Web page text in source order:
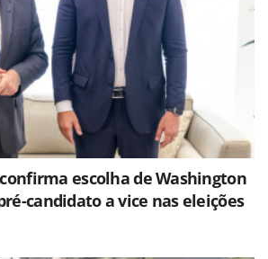
escolha de Washington
candidato a vice nas eleições